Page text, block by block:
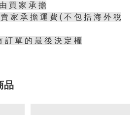
買 家 承 擔
家 承 擔 運 費 ( 不 包 括 海 外 稅
訂 單 的 最 後 決 定 權
品